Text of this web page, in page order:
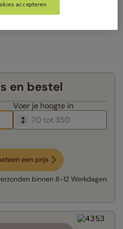
en bestel
Voer je hoogte in
een prijs
binnen 8-12 Werkdagen
accepteren